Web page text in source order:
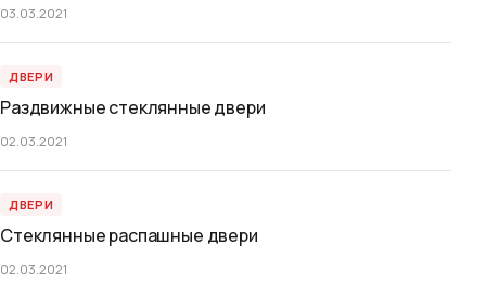
03.03.2021
ДВЕРИ
Раздвижные стеклянные двери
02.03.2021
ДВЕРИ
Стеклянные распашные двери
02.03.2021